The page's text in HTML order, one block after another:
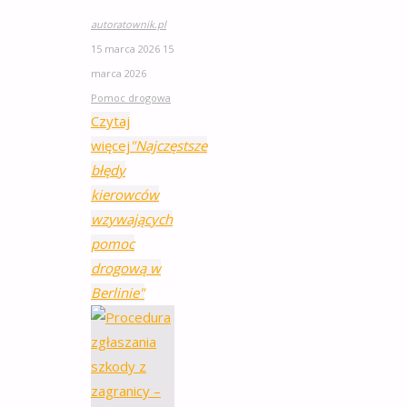
autoratownik.pl
15 marca 2026 15
marca 2026
Pomoc drogowa
Czytaj
więcej "Najczęstsze
błędy
kierowców
wzywających
pomoc
drogową w
Berlinie"